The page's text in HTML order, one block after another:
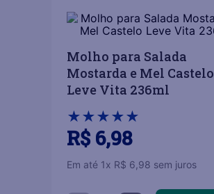
Molho para Salada
Mostarda e Mel Castelo
Leve Vita 236ml
★★★★★
R$ 6,98
Em até 1x R$ 6 98 sem juros